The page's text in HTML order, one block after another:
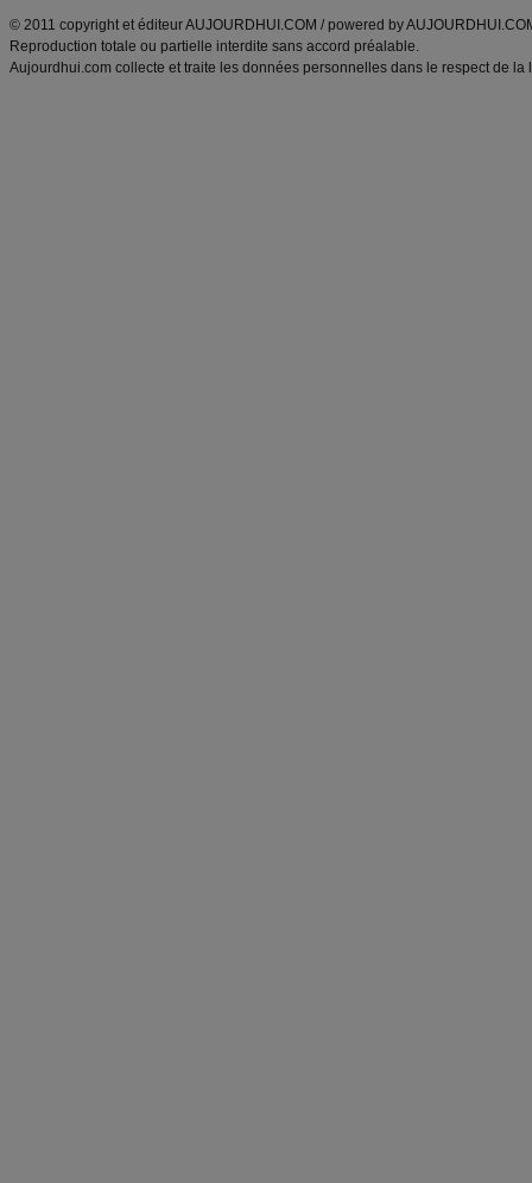
© 2011 copyright et éditeur AUJOURDHUI.COM / powered by
Reproduction totale ou partielle interdite sans accord préalable.
Aujourdhui.com collecte et traite les données personnelles dans le respect de